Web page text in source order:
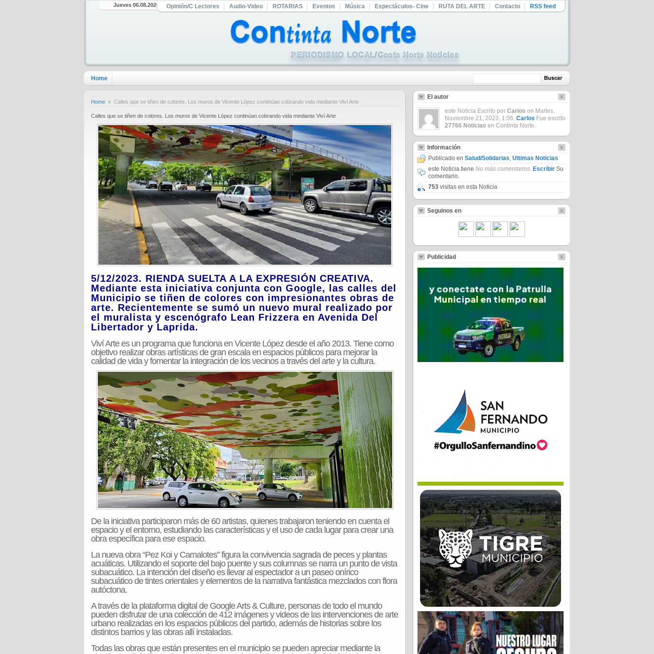
Jueves 06.08.2026 Opinión/C Lectores Audio-Video ROTARIAS Eventos Música Espectáculos- Cine RUTA DEL ARTE Contacto RSS feed
Home
Home » Calles que se tiñen de colores. Los muros de Vicente López continúan cobrando vida mediante Viví Arte
Calles que se tiñen de colores. Los muros de Vicente López continúan cobrando vida mediante Viví Arte
5/12/2023. RIENDA SUELTA A LA EXPRESIÓN CREATIVA.
Mediante esta iniciativa conjunta con Google, las calles del
Municipio se tiñen de colores con impresionantes obras de
arte. Recientemente se sumó un nuevo mural realizado por
el muralista y escenógrafo Lean Frizzera en Avenida Del
Libertador y Laprida.
Viví Arte es un programa que funciona en Vicente López desde el año 2013. Tiene como
objetivo realizar obras artísticas de gran escala en espacios públicos para mejorar la
calidad de vida y fomentar la integración de los vecinos a través del arte y la cultura.
De la iniciativa participaron más de 60 artistas, quienes trabajaron teniendo en cuenta el
espacio y el entorno, estudiando las características y el uso de cada lugar para crear una
obra específica para ese espacio.
La nueva obra “Pez Koi y Camalotes” figura la convivencia sagrada de peces y plantas
acuáticas. Utilizando el soporte del bajo puente y sus columnas se narra un punto de vista
subacuático. La intención del diseño es llevar al espectador a un paseo onírico
subacuático de tintes orientales y elementos de la narrativa fantástica mezclados con flora
autóctona.
A través de la plataforma digital de Google Arts & Culture, personas de todo el mundo
pueden disfrutar de una colección de 412 imágenes y videos de las intervenciones de arte
urbano realizadas en los espacios públicos del partido, además de historias sobre los
distintos barrios y las obras allí instaladas.
Todas las obras que están presentes en el municipio se pueden apreciar mediante la
El autor
este Noticia Escrito por Carlos on Martes,
Noviembre 21, 2023, 1:06. Carlos Fue escrito
27766 Noticias en Continta Norte.
Información
Publicado en Salud/Solidarias, Ultimas Noticias
este Noticia tiene No más comentarios. Escribir Su
comentario.
753 visitas en esta Noticia
Seguinos en
Publicidad